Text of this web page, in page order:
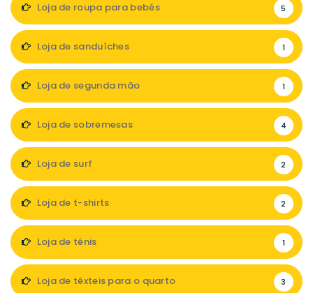
Loja de roupa para bebés 5
Loja de sanduíches 1
Loja de segunda mão 1
Loja de sobremesas 4
Loja de surf 2
Loja de t-shirts 2
Loja de ténis 1
Loja de têxteis para o quarto 3